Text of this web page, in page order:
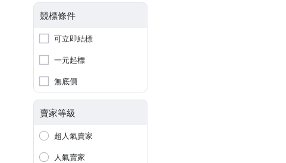
競標條件
可立即結標
一元起標
無底價
賣家等級
超人氣賣家
人氣賣家